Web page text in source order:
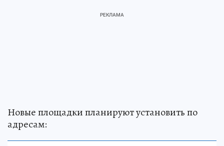
Новые площадки планируют установить по
адресам: